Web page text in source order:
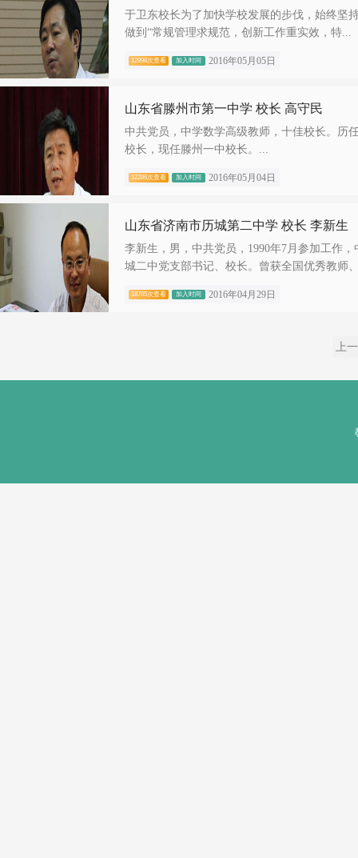
于卫东校长为了加快学校发展的步伐，始终坚
做到“常规管理求规范，创新工作重实效，特...
12998次查看 加入时间 2016年05月05日
山东省滕州市第一中学 校长 高守民
中共党员，中学数学高级教师，十佳校长。历
校长，现任滕州一中校长。...
12286次查看 加入时间 2016年05月04日
山东省济南市历城第二中学 校长 李新生
李新生，男，中共党员，1990年7月参加工作
城二中党支部书记、校长。曾获全国优秀教师
18765次查看 加入时间 2016年04月29日
上